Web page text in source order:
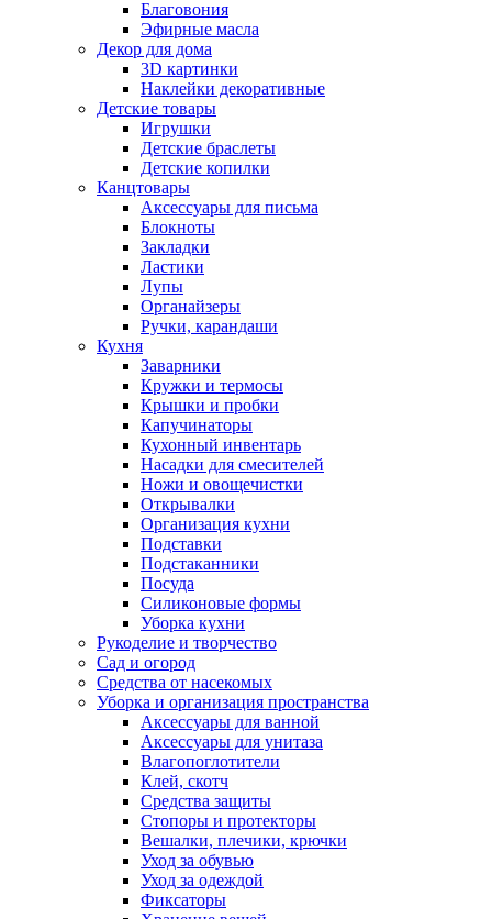
Благовония
Эфирные масла
Декор для дома
3D картинки
Наклейки декоративные
Детские товары
Игрушки
Детские браслеты
Детские копилки
Канцтовары
Аксессуары для письма
Блокноты
Закладки
Ластики
Лупы
Органайзеры
Ручки, карандаши
Кухня
Заварники
Кружки и термосы
Крышки и пробки
Капучинаторы
Кухонный инвентарь
Насадки для смесителей
Ножи и овощечистки
Открывалки
Организация кухни
Подставки
Подстаканники
Посуда
Силиконовые формы
Уборка кухни
Рукоделие и творчество
Сад и огород
Средства от насекомых
Уборка и организация пространства
Аксессуары для ванной
Аксессуары для унитаза
Влагопоглотители
Клей, скотч
Средства защиты
Стопоры и протекторы
Вешалки, плечики, крючки
Уход за обувью
Уход за одеждой
Фиксаторы